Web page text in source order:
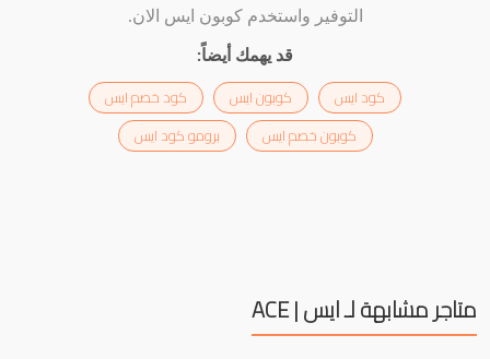
التوفير واستخدم كوبون ايس الان.
قد يهمك أيضاً:
كود ايس كوبون ايس
كود خصم ايس
كوبون خصم ايس
برومو كود ايس
متاجر مشابهة لـ ايس | ACE